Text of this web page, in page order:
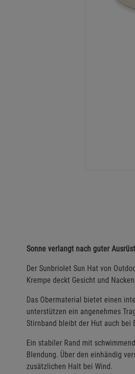
Sonne verlangt nach guter
Der Sunbriolet Sun Hat von
Krempe deckt Gesicht und
Das Obermaterial bietet einen
unterstützen ein angenehmes
Stirnband bleibt der Hut auch bei
Ein stabiler Rand mit
Blendung. Über den einhändig
zusätzlichen Halt bei Wind.